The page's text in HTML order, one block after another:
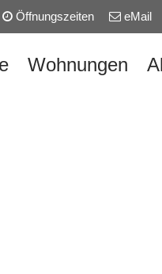
Öffnungszeiten eMail
Wohnungen